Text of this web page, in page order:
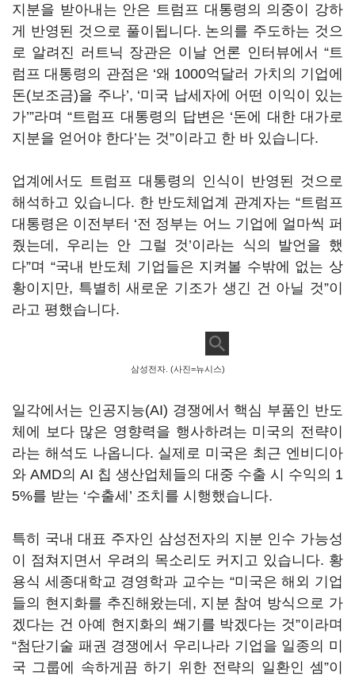
지분을 받아내는 안은 트럼프 대통령의 의중이 강하
게 반영된 것으로 풀이됩니다. 논의를 주도하는 것으
로 알려진 러트닉 장관은 이날 언론 인터뷰에서 “트
럼프 대통령의 관점은 ‘왜 1000억달러 가치의 기업에
돈(보조금)을 주나’, ‘미국 납세자에 어떤 이익이 있는
가’”라며 “트럼프 대통령의 답변은 ‘돈에 대한 대가로
지분을 얻어야 한다’는 것”이라고 한 바 있습니다.
업계에서도 트럼프 대통령의 인식이 반영된 것으로
해석하고 있습니다. 한 반도체업계 관계자는 “트럼프
대통령은 이전부터 ‘전 정부는 어느 기업에 얼마씩 퍼
줬는데, 우리는 안 그럴 것’이라는 식의 발언을 했
다”며 “국내 반도체 기업들은 지켜볼 수밖에 없는 상
황이지만, 특별히 새로운 기조가 생긴 건 아닐 것”이
라고 평했습니다.
삼성전자. (사진=뉴시스)
일각에서는 인공지능(AI) 경쟁에서 핵심 부품인 반도
체에 보다 많은 영향력을 행사하려는 미국의 전략이
라는 해석도 나옵니다. 실제로 미국은 최근 엔비디아
와 AMD의 AI 칩 생산업체들의 대중 수출 시 수익의 1
5%를 받는 ‘수출세’ 조치를 시행했습니다.
특히 국내 대표 주자인 삼성전자의 지분 인수 가능성
이 점쳐지면서 우려의 목소리도 커지고 있습니다. 황
용식 세종대학교 경영학과 교수는 “미국은 해외 기업
들의 현지화를 추진해왔는데, 지분 참여 방식으로 가
겠다는 건 아예 현지화의 쐐기를 박겠다는 것”이라며
“첨단기술 패권 경쟁에서 우리나라 기업을 일종의 미
국 그룹에 속하게끔 하기 위한 전략의 일환인 셈”이